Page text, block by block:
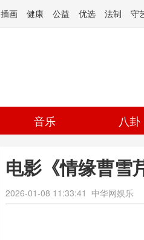
插画 健康 公益 优选 法制 守
音乐 八卦
电影《情缘曹雪
2026-01-08 11:33:41 中华网娱乐